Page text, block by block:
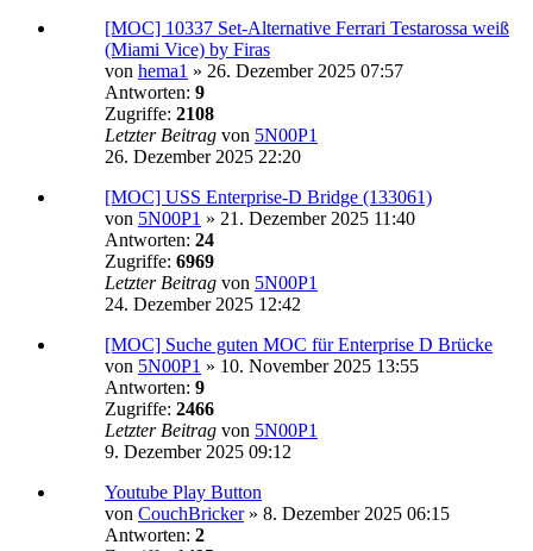
[MOC] 10337 Set-Alternative Ferrari Testarossa weiß
(Miami Vice) by Firas
von hema1 » 26. Dezember 2025 07:57
Antworten: 9
Zugriffe: 2108
Letzter Beitrag von 5N00P1
26. Dezember 2025 22:20
[MOC] USS Enterprise-D Bridge (133061)
von 5N00P1 » 21. Dezember 2025 11:40
Antworten: 24
Zugriffe: 6969
Letzter Beitrag von 5N00P1
24. Dezember 2025 12:42
[MOC] Suche guten MOC für Enterprise D Brücke
von 5N00P1 » 10. November 2025 13:55
Antworten: 9
Zugriffe: 2466
Letzter Beitrag von 5N00P1
9. Dezember 2025 09:12
Youtube Play Button
von CouchBricker» 8. Dezember 2025 06:15
Antworten: 2